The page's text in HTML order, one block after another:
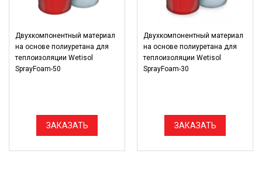
Двухкомпонентный материал
на основе полиуретана для
теплоизоляции Wetisol
SprayFoam-50
ЗАКАЗАТЬ
Двухкомпонентный материал
на основе полиуретана для
теплоизоляции Wetisol
SprayFoam-30
ЗАКАЗАТЬ